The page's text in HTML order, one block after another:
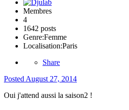
Membres
4
1642 posts
Genre:Femme
Localisation:Paris
Share
Posted August 27, 2014
Oui j'attend aussi la saison2 !